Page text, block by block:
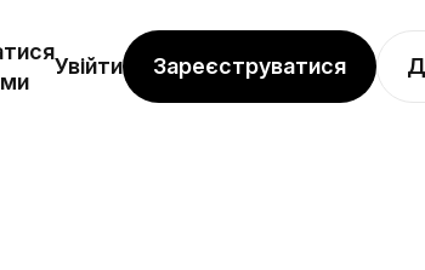
Увійти Зареєструватися